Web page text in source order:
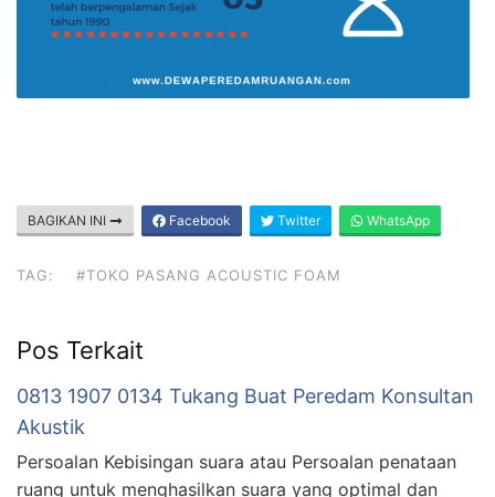
BAGIKAN INI Facebook Twitter WhatsApp
TAG: #TOKO PASANG ACOUSTIC FOAM
Pos Terkait
0813 1907 0134 Tukang Buat Peredam Konsultan
Akustik
Persoalan Kebisingan suara atau Persoalan penataan
ruang untuk menghasilkan suara yang optimal dan